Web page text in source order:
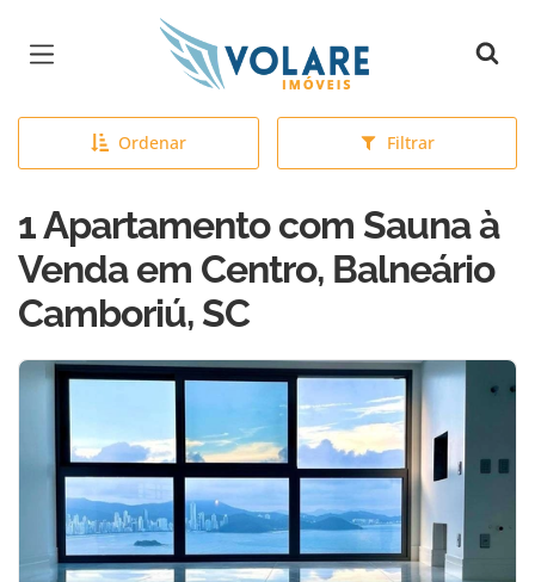
Página inicial
Ordenar Filtrar
1 Apartamento com Sauna à
Venda em Centro, Balneário
Camboriú, SC